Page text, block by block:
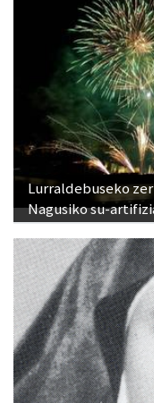
Lurraldebuseko
Nagusiko su-